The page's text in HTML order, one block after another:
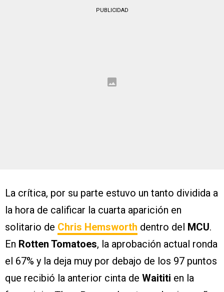
PUBLICIDAD
La crítica, por su parte estuvo un tanto dividida a
la hora de calificar la cuarta aparición en
solitario de Chris Hemsworth dentro del MCU.
En Rotten Tomatoes, la aprobación actual ronda
el 67% y la deja muy por debajo de los 97 puntos
que recibió la anterior cinta de Waititi en la